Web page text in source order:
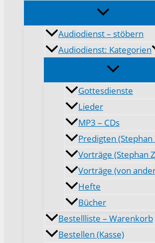
Audiodienst – stöbern
Audiodienst: Kategorien
Gottesdienste
Lieder
MP3 – CDs
Predigten (Stephan
Vorträge (Stephan
Vorträge (von
Hefte
Bücher
Bestellliste – Warenkorb
Bestellen (Kasse)